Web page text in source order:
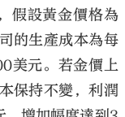
假設黃金價格為
的生產成本為每
美元。若金價上
保持不變，利潤